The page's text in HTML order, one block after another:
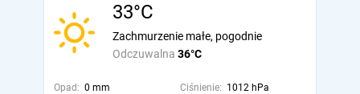
33°C
Odczuwalna 36°C
Zachmurzenie małe, pogodnie
Opad: 0 mm Ciśnienie: 1012 hPa